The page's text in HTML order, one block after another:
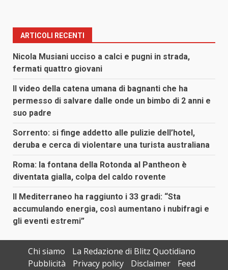
ARTICOLI RECENTI
Nicola Musiani ucciso a calci e pugni in strada,
fermati quattro giovani
Il video della catena umana di bagnanti che ha
permesso di salvare dalle onde un bimbo di 2 anni e
suo padre
Sorrento: si finge addetto alle pulizie dell’hotel,
deruba e cerca di violentare una turista australiana
Roma: la fontana della Rotonda al Pantheon è
diventata gialla, colpa del caldo rovente
Il Mediterraneo ha raggiunto i 33 gradi: “Sta
accumulando energia, così aumentano i nubifragi e
gli eventi estremi”
Chi siamo
La Redazione di Blitz Quotidiano
Pubblicità
Privacy policy Disclaimer Feed